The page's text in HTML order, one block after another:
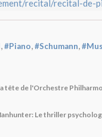
,#Piano,#Schumann,
tête de l'Orchestre
Le thriller